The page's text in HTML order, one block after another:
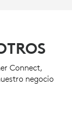
Connect,
negocio